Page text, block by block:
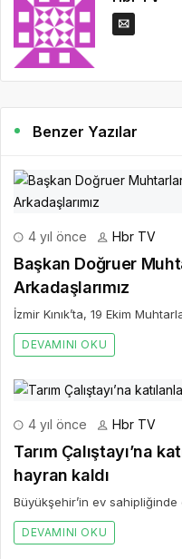
Benzer Yazılar
4 yıl önce Hbr TV
Başkan Doğruer
Arkadaşlarımız
İzmir Kınık’ta, 19 Ekim
DEVAMINI OKU
4 yıl önce Hbr TV
Tarım Çalıştayı’na
hayran kaldı
Büyükşehir’in ev
DEVAMINI OKU